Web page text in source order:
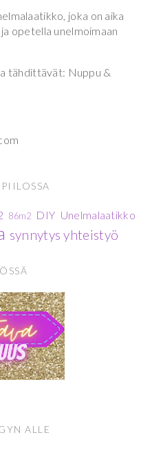
joka on aika
opetella unelmoimaan
tähdittävät: Nuppu &
86m2 DIY Unelmalaatikko
synnytys yhteistyö
ALLE